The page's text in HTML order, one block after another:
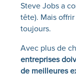
Steve Jobs a
tête). Mais
toujours.
Avec plus de
entreprises
de meilleures